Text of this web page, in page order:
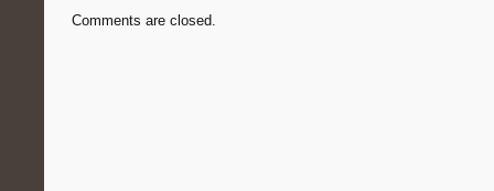
Comments are closed.